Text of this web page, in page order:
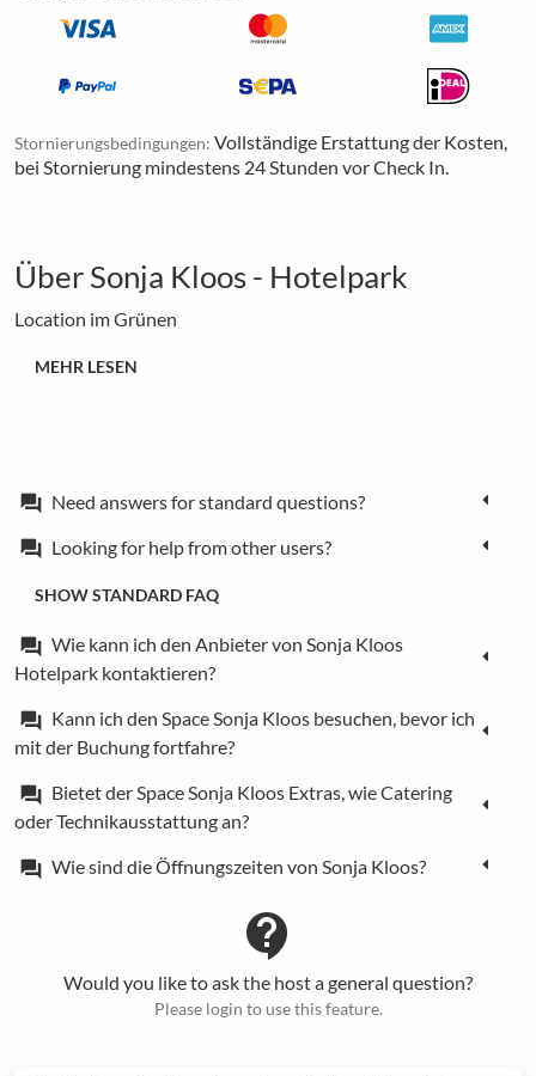
Stornierungsbedingungen: Vollständige Erstattung der Kosten,
bei Stornierung mindestens 24 Stunden vor Check In.
Über Sonja Kloos - Hotelpark
Location im Grünen
MEHR LESEN
forum Need answers for standard questions?
forum Looking for help from other users?
SHOW STANDARD FAQ
forum Wie kann ich den Anbieter von Sonja Kloos
Hotelpark kontaktieren?
forum Kann ich den Space Sonja Kloos besuchen, bevor ich
mit der Buchung fortfahre?
forum Bietet der Space Sonja Kloos Extras, wie Catering
oder Technikausstattung an?
forum Wie sind die Öffnungszeiten von Sonja Kloos?
contact_support
Would you like to ask the host a general question?
Please login to use this feature.